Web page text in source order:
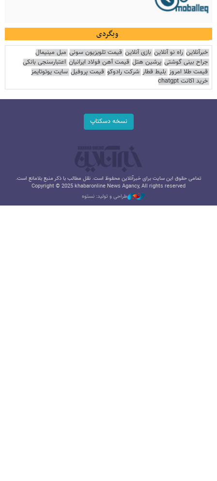
وبگردی
خبرآنلاین راه نو آنلاین بازی آنلاین قیمت تلویزیون سونی مبل مینیمال
جراح بینی گوشتی پرشین هتل قیمت آهن فولاد ایرانیان اعتبارسنجی بانکی
قیمت طلا امروز بلیط قطار شرکت رادوکو قیمت پروفیل سایت یوتوتایمز
خرید اکانت chatgpt
نسخه دسکتاپ
تمامی حقوق این سایت برای خبرآنلاین محفوظ است. نقل مطالب با ذکر منبع بلامانع است.
Copyright © 2025 khabaronline News Agancy, All rights reserved
طراحی و تولید: نستوه